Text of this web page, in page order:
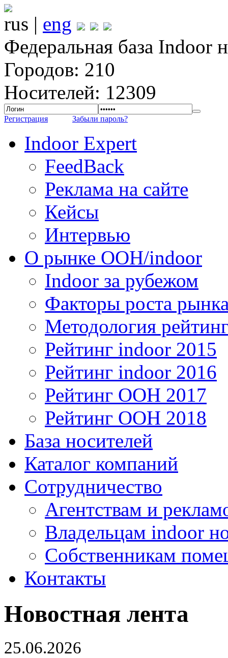
rus | eng
Федеральная база Indoor
Городов: 210
Носителей: 12309
Регистрация Забыли пароль?
Indoor Expert
FeedBack
Реклама на сайте
Кейсы
Интервью
О рынке OOH/indoor
Indoor за рубежом
Факторы роста
Методология
Рейтинг indoor 2015
Рейтинг indoor 2016
Рейтинг OOH 2017
Рейтинг OOH 2018
База носителей
Каталог компаний
Сотрудничество
Агентствам и
Владельцам indoor
Собственникам
Контакты
Новостная лента
25.06.2026